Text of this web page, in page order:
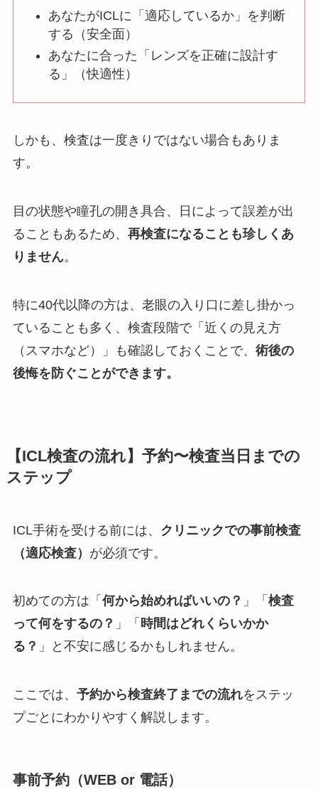
あなたがICLに「適応しているか」を判断
する（安全面）
あなたに合った「レンズを正確に設計す
る」（快適性）
しかも、検査は一度きりではない場合もありま
す。
目の状態や瞳孔の開き具合、日によって誤差が出
ることもあるため、 再検査になることも珍しくあ
りません。
特に40代以降の方は、老眼の入り口に差し掛かっ
ていることも多く、検査段階で「近くの見え方
（スマホなど）」も確認しておくことで、 術後の
後悔を防ぐことができます。
【ICL検査の流れ】予約〜検査当日までの
ステップ
ICL手術を受ける前には、 クリニックでの事前検査
（適応検査） が必須です。
初めての方は「 何から始めればいいの？ 」「 検査
って何をするの？ 」「 時間はどれくらいかか
る？ 」と不安に感じるかもしれません。
ここでは、 予約から検査終了までの流れをステッ
プごとにわかりやすく解説します。
事前予約（WEB or 電話）